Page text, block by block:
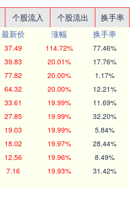
个股流入 个股流出
换手率
最新价 涨幅
换手率
37.49 114.72% 77.46%
39.83 20.01% 17.76%
77.82 20.00% 1.17%
64.32 20.00% 12.21%
33.61 19.99% 11.69%
27.85 19.99% 32.20%
19.03 19.99% 5.84%
18.02 19.97% 28.44%
12.56 19.96% 8.49%
7.16 19.93% 31.42%